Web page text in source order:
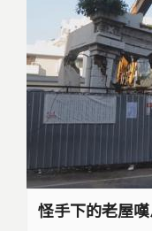
怪手下的老屋